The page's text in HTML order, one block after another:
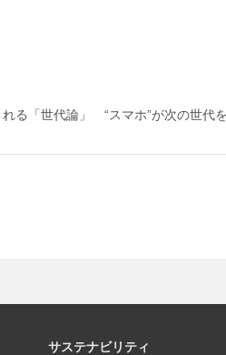
る「世代論」 “スマホ”が次の世代
サステナビリティ